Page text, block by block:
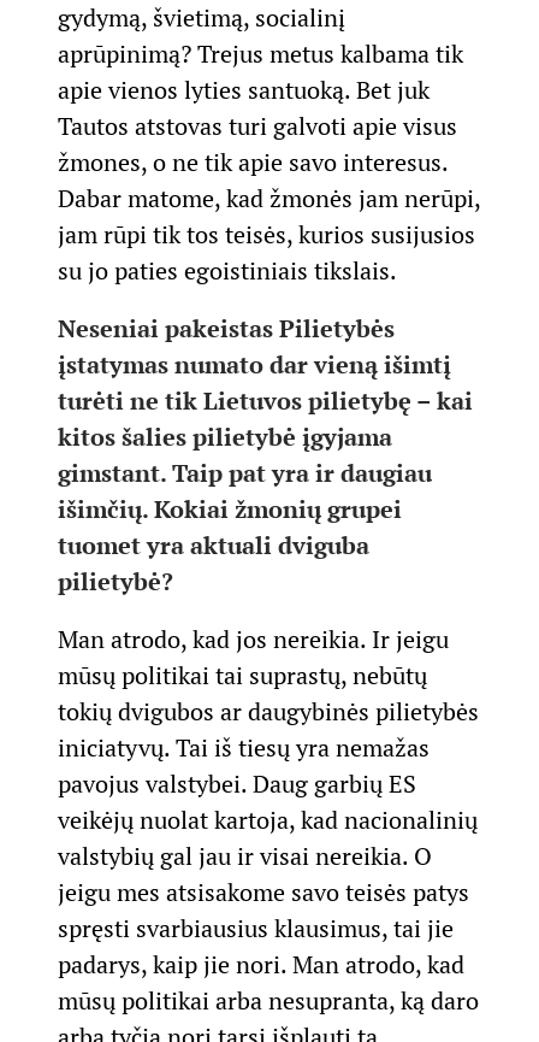
gydymą, švietimą, socialinį
aprūpinimą? Trejus metus kalbama tik
apie vienos lyties santuoką. Bet juk
Tautos atstovas turi galvoti apie visus
žmones, o ne tik apie savo interesus.
Dabar matome, kad žmonės jam nerūpi,
jam rūpi tik tos teisės, kurios susijusios
su jo paties egoistiniais tikslais.
Neseniai pakeistas Pilietybės
įstatymas numato dar vieną išimtį
turėti ne tik Lietuvos pilietybę – kai
kitos šalies pilietybė įgyjama
gimstant. Taip pat yra ir daugiau
išimčių. Kokiai žmonių grupei
tuomet yra aktuali dviguba
pilietybė?
Man atrodo, kad jos nereikia. Ir jeigu
mūsų politikai tai suprastų, nebūtų
tokių dvigubos ar daugybinės pilietybės
iniciatyvų. Tai iš tiesų yra nemažas
pavojus valstybei. Daug garbių ES
veikėjų nuolat kartoja, kad nacionalinių
valstybių gal jau ir visai nereikia. O
jeigu mes atsisakome savo teisės patys
spręsti svarbiausius klausimus, tai jie
padarys, kaip jie nori. Man atrodo, kad
mūsų politikai arba nesupranta, ką daro